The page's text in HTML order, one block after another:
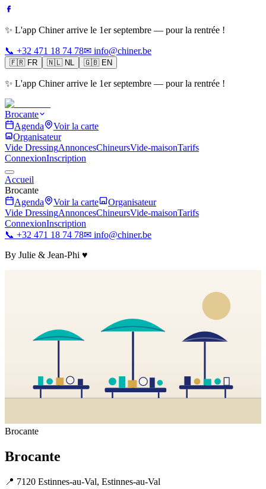
✨ L'app Chiner arrive le 1er septembre — pour la rentrée !
📞 +32 471 18 74 78✉ info@chiner.be
🇫🇷 FR 🇳🇱 NL 🇬🇧 EN
✨ L'app Chiner arrive le 1er septembre — pour la rentrée !
Brocante
Agenda
Voir la carte
Organisateur
Vide DressingAnnoncesChineursVide-maisonTarifs
ConnexionInscription
Accueil
Brocante
Agenda
Voir la carte
Organisateur
Vide DressingAnnoncesChineursVide-maisonTarifs
ConnexionInscription
📞 +32 471 18 74 78✉ info@chiner.be
By Julie & Jean-Phi ♥
Brocante
Brocante
📍 7120 Estinnes-au-Val, Estinnes-au-Val